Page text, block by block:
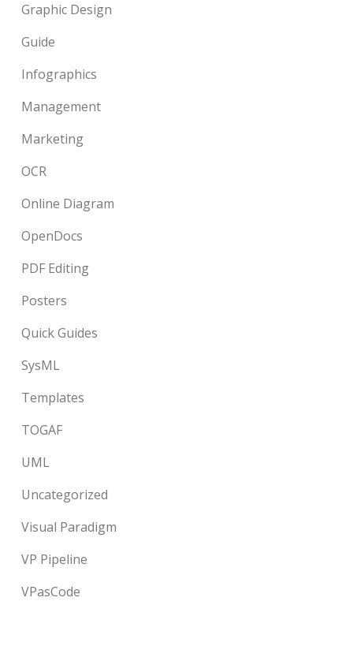
Graphic Design
Guide
Infographics
Management
Marketing
OCR
Online Diagram
OpenDocs
PDF Editing
Posters
Quick Guides
SysML
Templates
TOGAF
UML
Uncategorized
Visual Paradigm
VP Pipeline
VPasCode